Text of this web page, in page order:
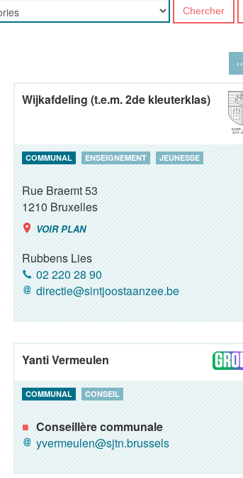
Chercher
‹‹
Wijkafdeling (t.e.m. 2de kleuterklas)
COMMUNAL ENSEIGNEMENT JEUNESSE
Rue Braemt 53
1210Bruxelles
VOIR PLAN
Rubbens Lies
02 220 28 90
directie@sintjoostaanzee.be
Yanti Vermeulen
COMMUNAL CONSEIL
Conseillère communale
yvermeulen@sjtn.brussels